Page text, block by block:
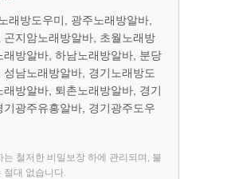
래방도우미, 광주노래방알바,
곤지암노래방알바, 초월노래방
래방알바, 하남노래방알바, 분당
성남노래방알바, 경기노래방도
래방알바, 퇴촌노래방알바, 경기
기광주유흥알바, 경기광주도우
철저한 비밀보장 하에 관리되며, 불
절대 없습니다.